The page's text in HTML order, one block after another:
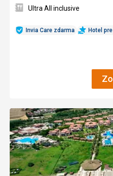
Invia Care zdarma Hotel
Ultra All inclusive